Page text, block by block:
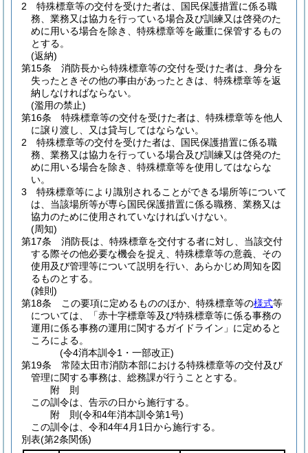
2
特殊標章等の交付を受けた者は、国民保護措置に係る職
務、業務又は協力を行っている場合及び訓練又は啓発のた
めに用いる場合を除き、特殊標章等を厳重に保管するもの
とする。
(返納)
第15条
消防長から特殊標章等の交付を受けた者は、身分を
失ったときその他の事由があったときは、特殊標章等を返
納しなければならない。
(濫用の禁止)
第16条
特殊標章等の交付を受けた者は、特殊標章等を他人
に譲り渡し、又は貸与してはならない。
2
特殊標章等の交付を受けた者は、国民保護措置に係る職
務、業務又は協力を行っている場合及び訓練又は啓発のた
めに用いる場合を除き、特殊標章等を使用してはならな
い。
3
特殊標章等により識別されることができる場所等について
は、当該場所等が専ら国民保護措置に係る職務、業務又は
協力のために使用されていなければいけない。
(周知)
第17条
消防長は、特殊標章を交付する者に対し、当該交付
する際その他必要な機会を捉え、特殊標章等の意義、その
使用及び管理等について説明を行い、あらかじめ周知を図
るものとする。
(雑則)
第18条
この要項に定めるもののほか、特殊標章等の様式等
については、「赤十字標章等及び特殊標章等に係る事務の
運用に係る事務の運用に関するガイドライン」に定めると
ころによる。
(令4消本訓令1・一部改正)
第19条
常陸太田市消防本部における特殊標章等の交付及び
管理に関する事務は、総務課が行うこととする。
附 則
この訓令は、告示の日から施行する。
附 則(令和4年消本訓令第1号)
この訓令は、令和4年4月1日から施行する。
別表(第2条関係)